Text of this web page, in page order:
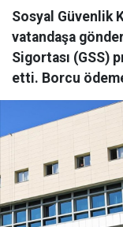
Sosyal Güvenlik
vatandaşa
Sigortası (GSS)
etti. Borcu